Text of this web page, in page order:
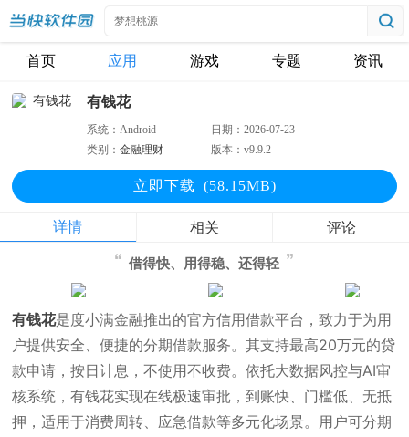
首页 应用 游戏 专题 资讯
有钱花
系统：Android 日期：2026-07-23
类别：金融理财 版本：v9.9.2
立即下载 (58.15MB)
详情 相关 评论
借得快、用得稳、还得轻
有钱花是度小满金融推出的官方信用借款平台，致力于为用
户提供安全、便捷的分期借款服务。其支持最高20万元的贷
款申请，按日计息，不使用不收费。依托大数据风控与AI审
核系统，有钱花实现在线极速审批，到账快、门槛低、无抵
押，适用于消费周转、应急借款等多元化场景。用户可分期